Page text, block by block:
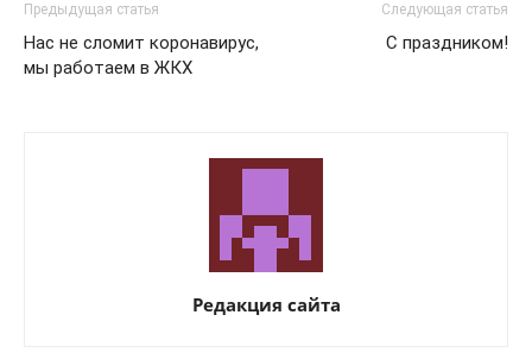
Предыдущая статья
Нас не сломит коронавирус,
мы работаем в ЖКХ
Следующая статья
C праздником!
Редакция сайта